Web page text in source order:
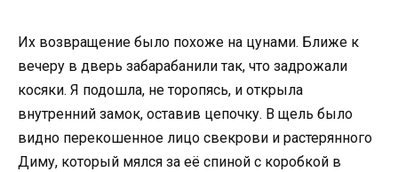
Их возвращение было похоже на цунами. Ближе к
вечеру в дверь забарабанили так, что задрожали
косяки. Я подошла, не торопясь, и открыла
внутренний замок, оставив цепочку. В щель было
видно перекошенное лицо свекрови и растерянного
Диму, который мялся за её спиной с коробкой в